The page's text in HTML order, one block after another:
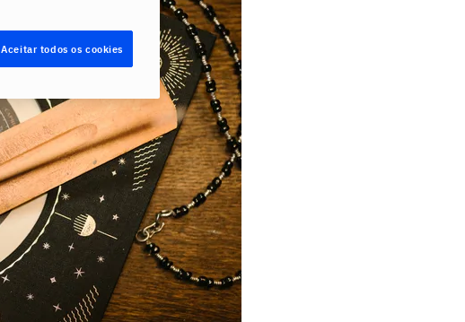
Aceitar todos os cookies